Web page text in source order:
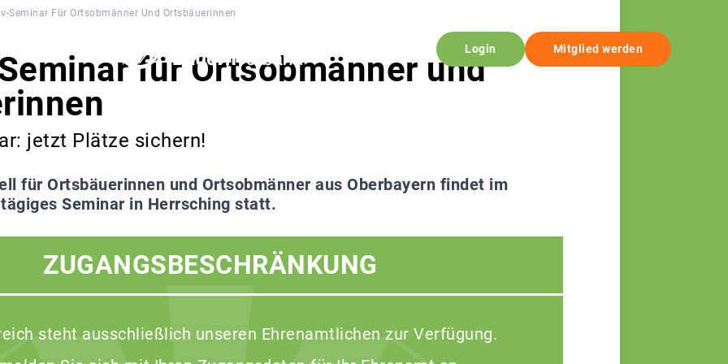
Login Mitglied werden
Seminar Für Ortsobmänner Und Ortsbäuerinnen
für Ortsobmänner und
jetzt Plätze sichern!
für Ortsbäuerinnen und Ortsobmänner aus Oberbayern findet im
Seminar in Herrsching statt.
ZUGANGSBESCHRÄNKUNG
steht ausschließlich unseren Ehrenamtlichen zur Verfügung.